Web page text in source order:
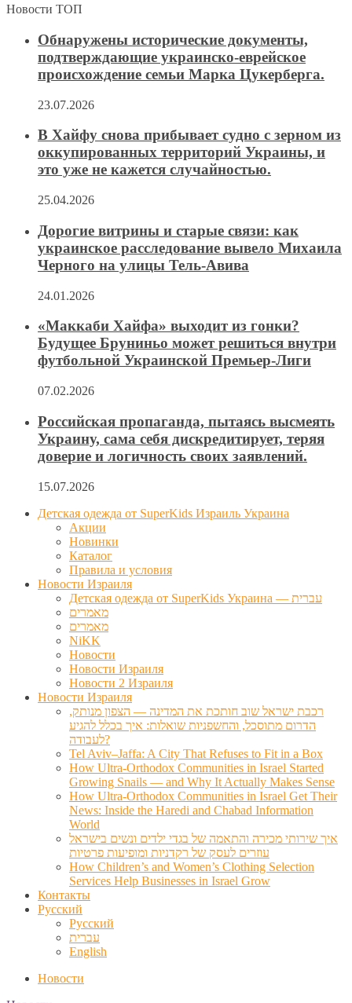
Новости ТОП
Обнаружены исторические документы,
подтверждающие украинско-еврейское
происхождение семьи Марка Цукерберга.
23.07.2026
В Хайфу снова прибывает судно с зерном из
оккупированных территорий Украины, и
это уже не кажется случайностью.
25.04.2026
Дорогие витрины и старые связи: как
украинское расследование вывело Михаила
Черного на улицы Тель-Авива
24.01.2026
«Маккаби Хайфа» выходит из гонки?
Будущее Бруниньо может решиться внутри
футбольной Украинской Премьер-Лиги
07.02.2026
Российская пропаганда, пытаясь высмеять
Украину, сама себя дискредитирует, теряя
доверие и логичность своих заявлений.
15.07.2026
Детская одежда от SuperKids Израиль Украина
Акции
Новинки
Каталог
Правила и условия
Новости Израиля
Детская одежда от SuperKids Украина — עברית
מאמרים
מאמרים
NiKK
Новости
Новости Израиля
Новости 2 Израиля
Новости Израиля
רכבת ישראל שוב חותכת את המדינה — הצפון מנותק,
הדרום מתוסכל, והחשפניות שואלות: איך בכלל להגיע
לעבודה?
Tel Aviv–Jaffa: A City That Refuses to Fit in a Box
How Ultra-Orthodox Communities in Israel Started
Growing Snails — and Why It Actually Makes Sense
How Ultra-Orthodox Communities in Israel Get Their
News: Inside the Haredi and Chabad Information
World
איך שירותי מכירה והתאמה של בגדי ילדים ונשים בישראל
עוזרים לעסק של רקדניות ומופיעות פרטיות
How Children’s and Women’s Clothing Selection
Services Help Businesses in Israel Grow
Контакты
Русский
Русский
עברית
English
Новости